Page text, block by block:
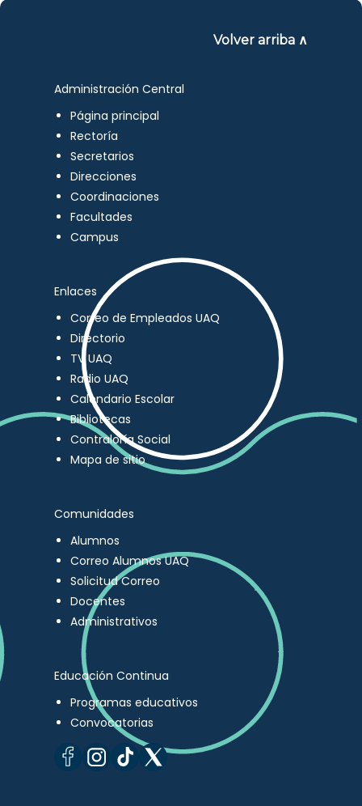
Volver arriba ∧
Administración Central
Página principal
Rectoría
Secretarios
Direcciones
Coordinaciones
Facultades
Campus
Enlaces
Correo de Empleados UAQ
Directorio
TV UAQ
Radio UAQ
Calendario Escolar
Bibliotecas
Contraloría Social
Mapa de sitio
Comunidades
Alumnos
Correo Alumnos UAQ
Solicitud Correo
Docentes
Administrativos
Educación Continua
Programas educativos
Convocatorias